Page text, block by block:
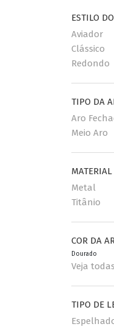
ESTILO
Aviador
Clássico
Redondo
TIPO DA
Aro
Meio Aro
Metal
Titânio
COR DA
Dourado
Veja
TIPO DE